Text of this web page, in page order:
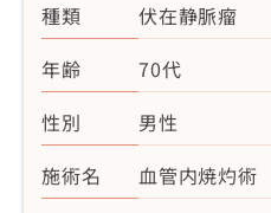
種類
伏在静脈瘤
年齢
70代
性別
男性
施術名
血管内焼灼術